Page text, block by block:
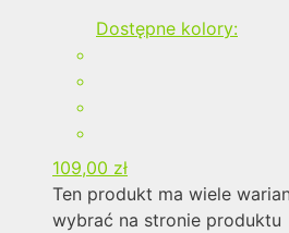
Dostępne kolory:
109,00 zł
Ten produkt ma wiele
wybrać na stronie produktu